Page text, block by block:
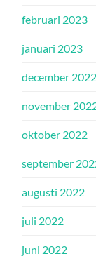
februari 2023
januari 2023
december 2022
november
oktober 2022
september
augusti 2022
juli 2022
juni 2022